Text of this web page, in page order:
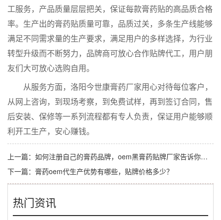
工服务，产品质量层层把关，保证每款膏药贴的高品质合格
率。生产出的膏药贴质量可靠，品质过关，多条生产线能够
满足不同需求量的生产要求，满足用户的多样选择，为行业
转型升级而不断努力，品牌商可放心合作贴牌代工，用户朋
友们大可放心选购自用。
从服务方面，洛阳今世康膏药厂家用心对待每位客户，
从网上咨询，到现场考察，到免费试样，再到签订合同，售
后安装、保修等一系列流程都有专人负责，保证用户能够顺
利开工生产，安心赚钱。
上一篇： 如何注册自己的膏药品牌，oem黑膏药贴牌厂家告诉你答案
下一篇： 膏药oem代生产优势有哪些，贴牌价格多少？
热门资讯